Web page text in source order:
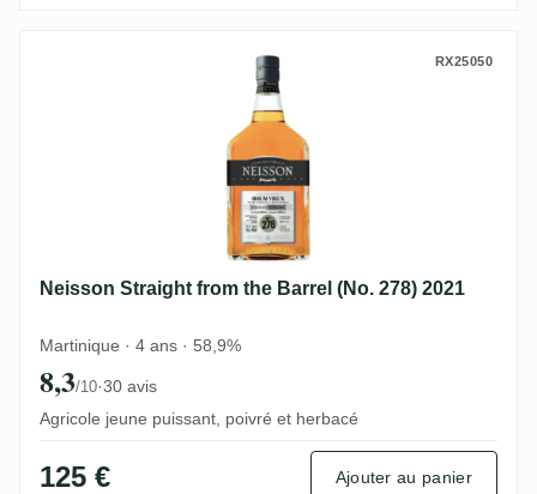
Neisson Straight from the Barrel (No.
RX25050
Neisson Straight from the Barrel (No. 278) 2021
Martinique · 4 ans · 58,9%
8,3/10·30 avis
Agricole jeune puissant, poivré et herbacé
125 € Ajouter au panier